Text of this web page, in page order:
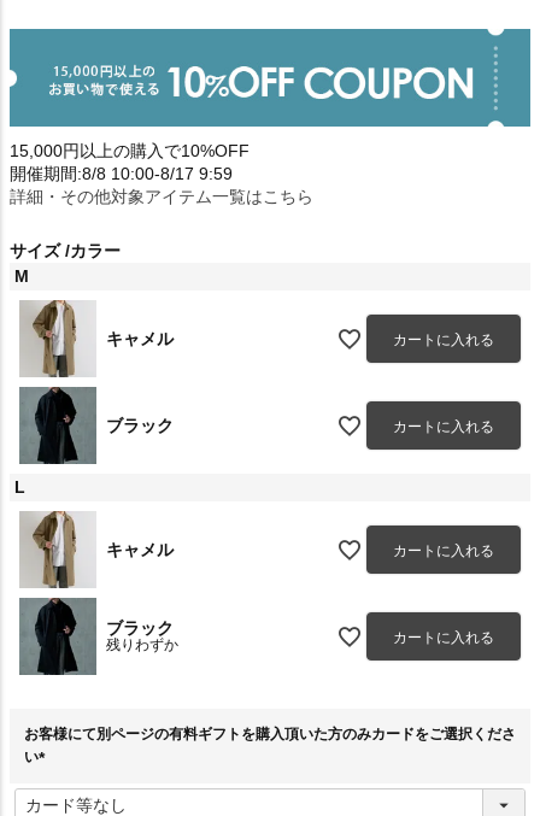
15,000円以上の購入で10%OFF
開催期間:8/8 10:00-8/17 9:59
詳細・その他対象アイテム一覧はこちら
サイズ カラー
M
キャメル カートに入れる
ブラック カートに入れる
L
キャメル カートに入れる
ブラック
残りわずか カートに入れる
お客様にて別ページの有料ギフトを購入頂いた方のみカードをご選択くださ
い
必